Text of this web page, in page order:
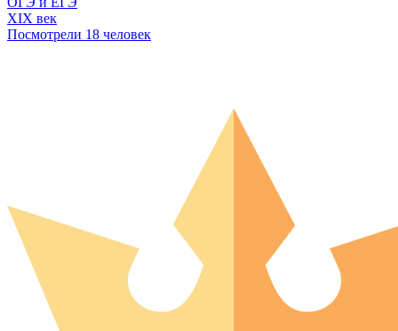
XIX век
Посмотрели 18 человек